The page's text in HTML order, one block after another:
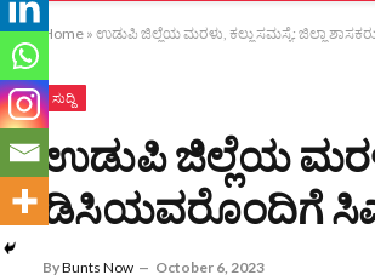
Home » ಉಡುಪಿ ಜಿಲ್ಲೆಯ ಮರಳು, ಕಲ್ಲು ಸಮಸ್ಯೆ: ಜಿಲ್ಲಾ
ಸುದ್ದಿ
ಉಡುಪಿ ಜಿಲ್ಲೆಯ
ಡಿಸಿಯವರೊಂದಿಗೆ
ByBunts Now October 6, 2023